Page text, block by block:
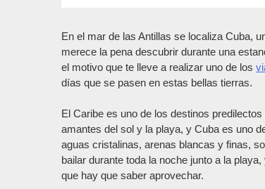
En el mar de las Antillas se localiza Cuba,
merece la pena descubrir durante una
el motivo que te lleve a realizar uno de los
días que se pasen en estas bellas tierras.
El Caribe es uno de los destinos
amantes del sol y la playa, y Cuba es uno
aguas cristalinas, arenas blancas y finas,
bailar durante toda la noche junto a la
que hay que saber aprovechar.